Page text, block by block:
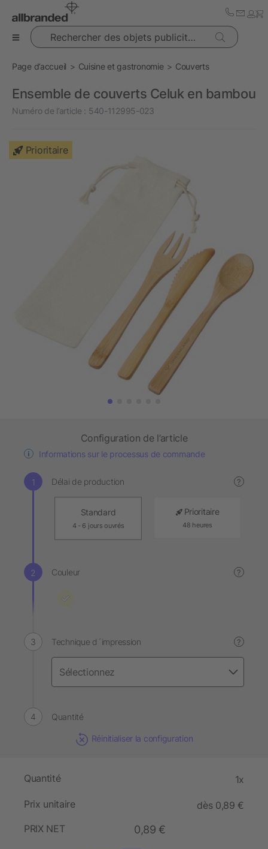
Rechercher des objets publicitaires
Page d’accueil Cuisine et gastronomie Couverts
Ensemble de couverts Celuk en bambou
Numéro de l’article : 540-112995-023
Prioritaire
Configuration de l’article
Informations sur le processus de commande
Délai de production ?
Standard
4 - 6 jours ouvrés
Prioritaire
48 heures
Couleur ?
Technique d´impression ?
Quantité
Réinitialiser la configuration
Quantité 1x
Prix unitaire
dès 0,89 €
PRIX NET
0,89 €